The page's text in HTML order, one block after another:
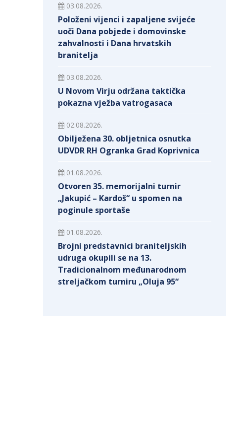
03.08.2026.
Položeni vijenci i zapaljene svijeće
uoči Dana pobjede i domovinske
zahvalnosti i Dana hrvatskih
branitelja
03.08.2026.
U Novom Virju održana taktička
pokazna vježba vatrogasaca
02.08.2026.
Obilježena 30. obljetnica osnutka
UDVDR RH Ogranka Grad Koprivnica
01.08.2026.
Otvoren 35. memorijalni turnir
„Jakupić – Kardoš“ u spomen na
poginule sportaše
01.08.2026.
Brojni predstavnici braniteljskih
udruga okupili se na 13.
Tradicionalnom međunarodnom
streljačkom turniru „Oluja 95“